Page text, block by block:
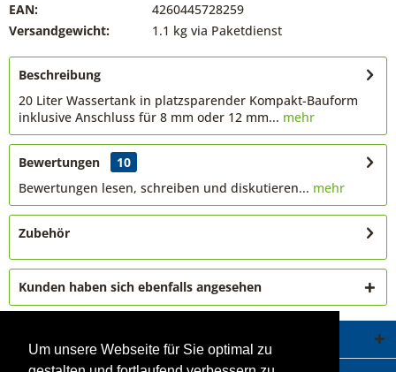
Um unsere Webseite für Sie optimal zu
EAN:
4260445728259
Versandgewicht:
1.1 kg via Paketdienst
Beschreibung
20 Liter Wassertank in platzsparender Kompakt-Bauform
inklusive Anschluss für 8 mm oder 12 mm... mehr
Bewertungen
10
Bewertungen lesen, schreiben und diskutieren... mehr
Zubehör
Kunden haben sich ebenfalls angesehen
Service Hotline